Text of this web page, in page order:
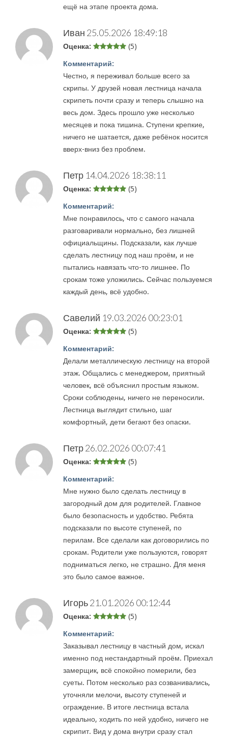
ещё на этапе проекта дома.
Иван 25.05.2026 18:49:18
Оценка: (5)
Комментарий:
Честно, я переживал больше всего за
скрипы. У друзей новая лестница начала
скрипеть почти сразу и теперь слышно на
весь дом. Здесь прошло уже несколько
месяцев и пока тишина. Ступени крепкие,
ничего не шатается, даже ребёнок носится
вверх-вниз без проблем.
Петр 14.04.2026 18:38:11
Оценка: (5)
Комментарий:
Мне понравилось, что с самого начала
разговаривали нормально, без лишней
официальщины. Подсказали, как лучше
сделать лестницу под наш проём, и не
пытались навязать что-то лишнее. По
срокам тоже уложились. Сейчас пользуемся
каждый день, всё удобно.
Савелий 19.03.2026 00:23:01
Оценка: (5)
Комментарий:
Делали металлическую лестницу на второй
этаж. Общались с менеджером, приятный
человек, всё объяснил простым языком.
Сроки соблюдены, ничего не переносили.
Лестница выглядит стильно, шаг
комфортный, дети бегают без опаски.
Петр26.02.2026 00:07:41
Оценка: (5)
Комментарий:
Мне нужно было сделать лестницу в
загородный дом для родителей. Главное
было безопасность и удобство. Ребята
подсказали по высоте ступеней, по
перилам. Все сделали как договорились по
срокам. Родители уже пользуются, говорят
подниматься легко, не страшно. Для меня
это было самое важное.
Игорь21.01.2026 00:12:44
Оценка: (5)
Комментарий:
Заказывал лестницу в частный дом, искал
именно под нестандартный проём. Приехал
замерщик, всё спокойно померили, без
суеты. Потом несколько раз созванивались,
уточняли мелочи, высоту ступеней и
ограждение. В итоге лестница встала
идеально, ходить по ней удобно, ничего не
скрипит. Вид у дома внутри сразу стал